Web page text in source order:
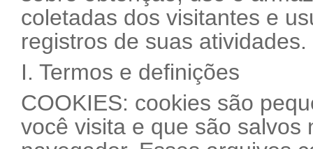
coletadas dos visitantes e
registros de suas atividades.
I. Termos e definições
COOKIES: cookies são
você visita e que são salvos